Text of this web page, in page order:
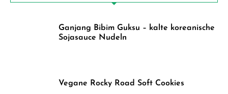
Ganjang Bibim Guksu – kalte koreanische
Sojasauce Nudeln
Vegane Rocky Road Soft Cookies